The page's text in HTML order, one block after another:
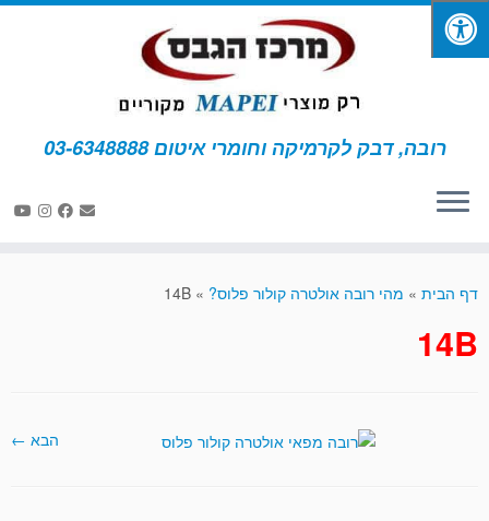
לתוכן
רובה, דבק לקרמיקה וחומרי איטום 03-6348888
דף הבית » מהי רובה אולטרה קולור פלוס? »
14B
14B
הבא ←